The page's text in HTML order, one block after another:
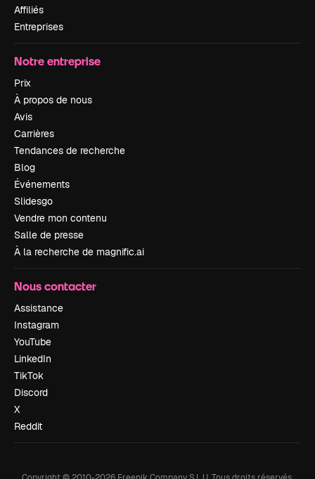
Affiliés
Entreprises
Notre entreprise
Prix
À propos de nous
Avis
Carrières
Tendances de recherche
Blog
Événements
Slidesgo
Vendre mon contenu
Salle de presse
À la recherche de magnific.ai
Nous contacter
Assistance
Instagram
YouTube
LinkedIn
TikTok
Discord
X
Reddit